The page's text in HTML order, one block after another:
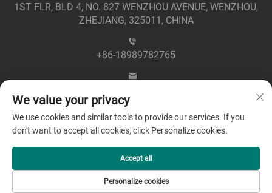
1ST FLR, BLD 4, NO. 827 WENZHOU AVENUE, WENZHOU,
ZHEJIANG, 325011, CHINA
+86-18989782765
مافەکانی ھەواڵنامەکە ڕزێرکراوە © ٢٠٢٥ بەناوی کۆمپانیا
چونگچیان گرینڤۆڵت الیکتریکی لیمیتەد -
We value your privacy
We use cookies and similar tools to provide our services. If you
don't want to accept all cookies, click Personalize cookies.
Personalize cookies
Accept all